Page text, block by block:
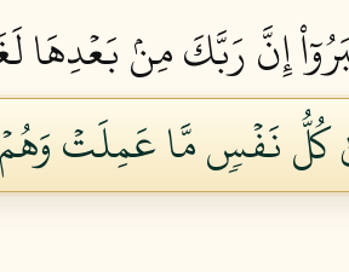
إِنَّ رَبَّكَ مِنۢ بَعۡدِهَا
كُلُّ نَفۡسٖ مَّا عَمِلَتۡ